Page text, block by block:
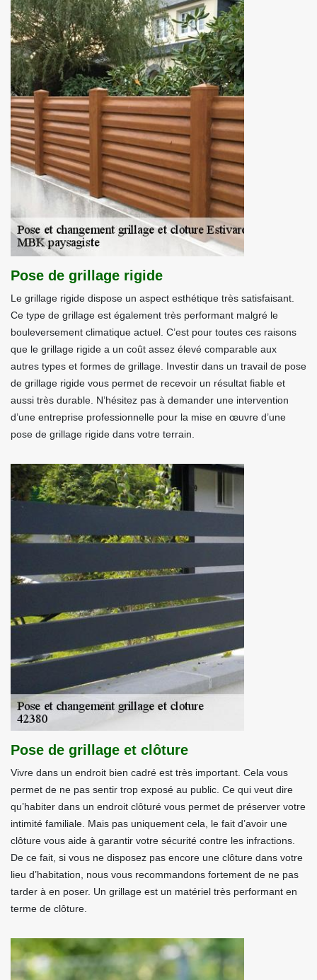
Pose de grillage rigide
Le grillage rigide dispose un aspect esthétique très satisfaisant.
Ce type de grillage est également très performant malgré le
bouleversement climatique actuel. C’est pour toutes ces raisons
que le grillage rigide a un coût assez élevé comparable aux
autres types et formes de grillage. Investir dans un travail de pose
de grillage rigide vous permet de recevoir un résultat fiable et
aussi très durable. N’hésitez pas à demander une intervention
d’une entreprise professionnelle pour la mise en œuvre d’une
pose de grillage rigide dans votre terrain.
Pose de grillage et clôture
Vivre dans un endroit bien cadré est très important. Cela vous
permet de ne pas sentir trop exposé au public. Ce qui veut dire
qu’habiter dans un endroit clôturé vous permet de préserver votre
intimité familiale. Mais pas uniquement cela, le fait d’avoir une
clôture vous aide à garantir votre sécurité contre les infractions.
De ce fait, si vous ne disposez pas encore une clôture dans votre
lieu d’habitation, nous vous recommandons fortement de ne pas
tarder à en poser. Un grillage est un matériel très performant en
terme de clôture.